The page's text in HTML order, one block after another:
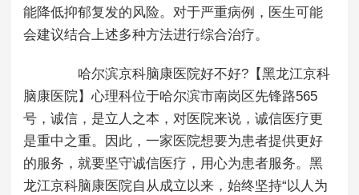
能降低抑郁复发的风险。对于严重病例，医生可能
会建议结合上述多种方法进行综合治疗。
哈尔滨京科脑康医院好不好?【黑龙江京科
脑康医院】心理科位于哈尔滨市南岗区先锋路565
号，诚信，是立人之本，对医院来说，诚信医疗更
是重中之重。因此，一家医院想要为患者提供更好
的服务，就要坚守诚信医疗，用心为患者服务。黑
龙江京科脑康医院自从成立以来，始终坚持“以人为